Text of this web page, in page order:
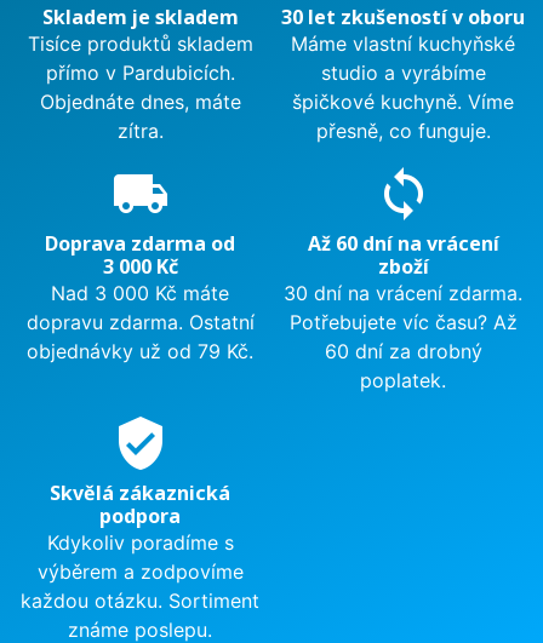
Skladem je skladem
Tisíce produktů skladem
přímo v Pardubicích.
Objednáte dnes, máte
zítra.
30 let zkušeností v oboru
Máme vlastní kuchyňské
studio a vyrábíme
špičkové kuchyně. Víme
přesně, co funguje.
local_shipping
Doprava zdarma od
3 000 Kč
Nad 3 000 Kč máte
dopravu zdarma. Ostatní
objednávky už od 79 Kč.
sync
Až 60 dní na vrácení
zboží
30 dní na vrácení zdarma.
Potřebujete víc času? Až
60 dní za drobný
poplatek.
verified_user
Skvělá zákaznická
podpora
Kdykoliv poradíme s
výběrem a zodpovíme
každou otázku. Sortiment
známe poslepu.